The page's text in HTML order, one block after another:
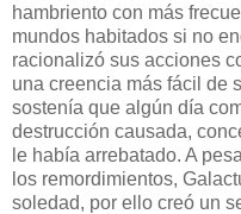
hambriento con más
mundos habitados si no
racionalizó sus acciones
una creencia más fácil de
sostenía que algún día
destrucción causada,
le había arrebatado. A
los remordimientos,
soledad, por ello creó un